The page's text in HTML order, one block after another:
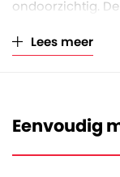
ondoorzichtig.
vuilafstotend.
sluitstripop een
zakken snel en
sluitmateriaal.
Lees meer
Eenvoudig